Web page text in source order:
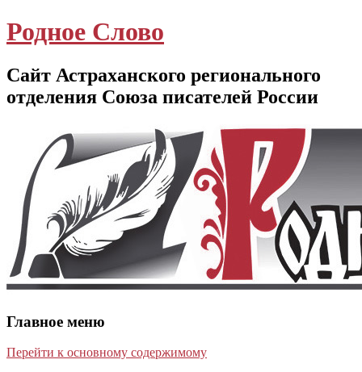
Родное Слово
Сайт Астраханского регионального
отделения Союза писателей России
Главное меню
Перейти к основному содержимому